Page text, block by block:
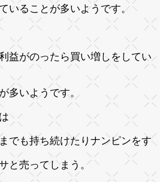
いることが多いようです。
益がのったら買い増しをしてい
多いようです。
でも持ち続けたりナンピンをす
と売ってしまう。